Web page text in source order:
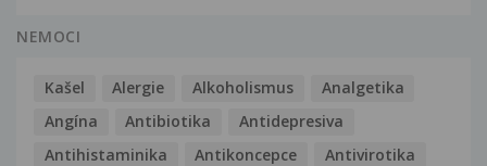
NEMOCI
Kašel Alergie Alkoholismus
Analgetika
Angína
Antibiotika
Antidepresiva
Antihistaminika
Antikoncepce Antivirotika